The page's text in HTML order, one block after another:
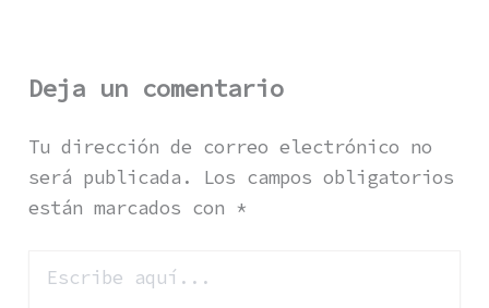
Deja un comentario
Tu dirección de correo electrónico no
será publicada.
Los campos obligatorios
están marcados con *
aquí...